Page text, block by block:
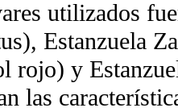
utilizados
Estanzuela
rojo) y
las